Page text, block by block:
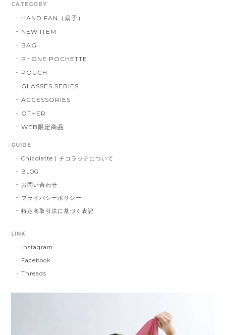
CATEGORY
HAND FAN（扇子）
NEW ITEM
BAG
PHONE POCHETTE
POUCH
GLASSES SERIES
ACCESSORIES
OTHER
WEB限定商品
GUIDE
Chicolatte | チコラッテについて
BLOG
お問い合わせ
プライバシーポリシー
特定商取引法に基づく表記
LINK
Instagram
Facebook
Threads